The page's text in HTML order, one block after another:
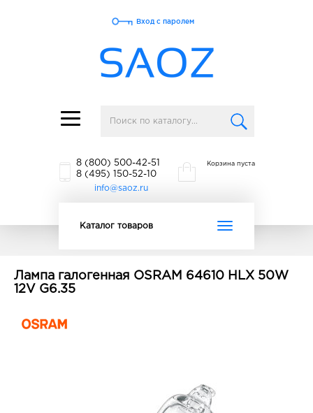
Toggle
navigation
Вход с паролем
8 (800) 500-42-51
8 (495) 150-52-10
info@saoz.ru
Корзина пуста
Toggle
Каталог товаров
Лампа галогенная OSRAM 64610 HLX 50W
12V G6.35